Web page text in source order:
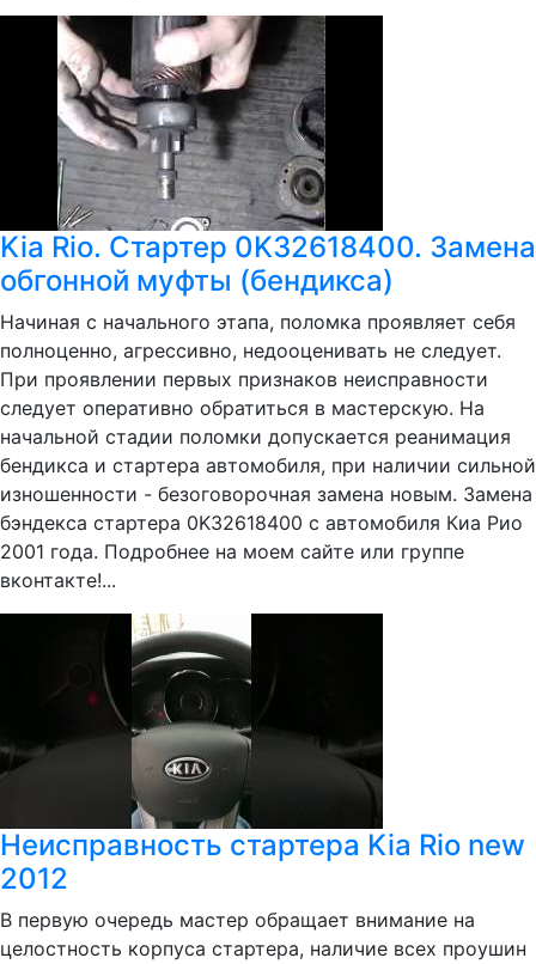
Kia Rio. Cтартер 0K32618400. Замена
обгонной муфты (бендикса)
Начиная с начального этапа, поломка проявляет себя
полноценно, агрессивно, недооценивать не следует.
При проявлении первых признаков неисправности
следует оперативно обратиться в мастерскую. На
начальной стадии поломки допускается реанимация
бендикса и стартера автомобиля, при наличии сильной
изношенности - безоговорочная замена новым. Замена
бэндекса стартера 0K32618400 с автомобиля Киа Рио
2001 года. Подробнее на моем сайте или группе
вконтакте!...
Неисправность стартера Kia Rio new
2012
В первую очередь мастер обращает внимание на
целостность корпуса стартера, наличие всех проушин